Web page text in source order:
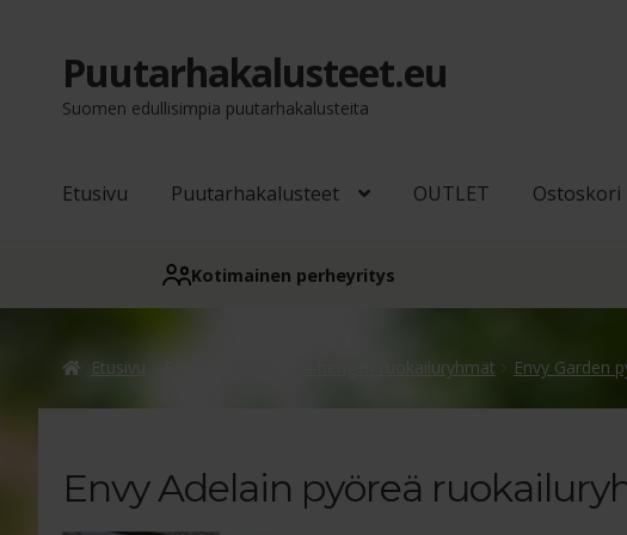
Siirry
navigointiin
Siirry
sisältöön
Puutarhakalusteet.eu
Suomen edullisimpia puutarhakalusteita
Etusivu Puutarhakalusteet OUTLET Ostoskori
Kotimainen perheyritys
Etusivu 4-hengen ruokailuryhmät Envy Garden
Envy Adelain pyöreä